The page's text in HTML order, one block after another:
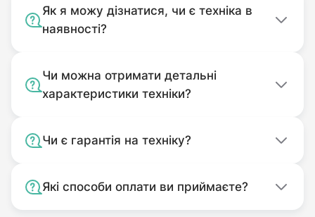
Як я можу дізнатися, чи є техніка в
наявності?
Чи можна отримати детальні
характеристики техніки?
Чи є гарантія на техніку?
Які способи оплати ви приймаєте?